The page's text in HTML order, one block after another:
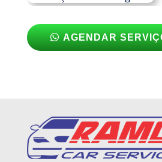
AGENDAR